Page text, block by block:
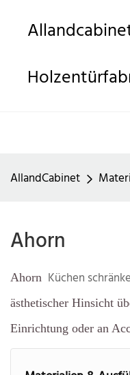
AllandCabinet
Ahorn
Ahorn Küchen schränke
ästhetischer Hinsicht
Einrichtung oder an